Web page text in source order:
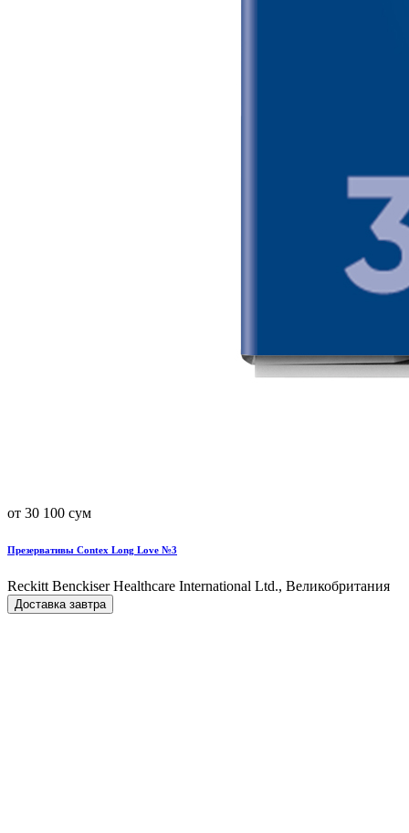
от 30 100 сум
Презервативы Contex Long Love №3
Reckitt Benckiser Healthcare International Ltd., Великобритания
Доставка завтра